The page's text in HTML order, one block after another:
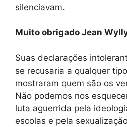
silenciavam.
Muito obrigado Jean
Suas declarações
se recusaria a qualquer
mostraram quem são os
Não podemos nos
luta aguerrida pela
escolas e pela